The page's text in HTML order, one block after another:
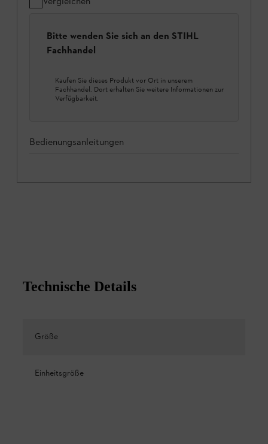
Bitte wenden Sie sich an den STIHL
Fachhandel
Kaufen Sie dieses Produkt vor Ort in unserem
Fachhandel. Dort erhalten Sie weitere Informationen zur
Verfügbarkeit.
Bedienungsanleitungen
Technische Details
Größe
Einheitsgröße